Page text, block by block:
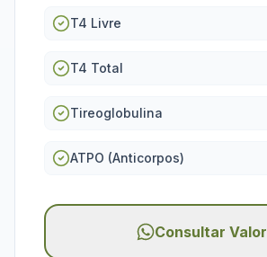
T4 Livre
T4 Total
Tireoglobulina
ATPO (Anticorpos)
Consultar Valor